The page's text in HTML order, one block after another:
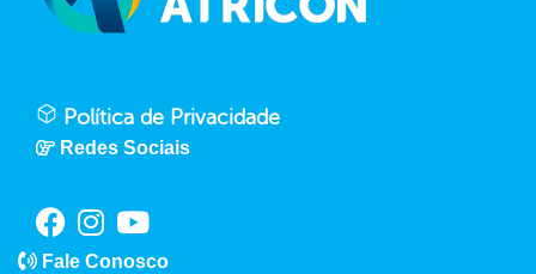
Política de Privacidade
Redes Sociais
Fale Conosco